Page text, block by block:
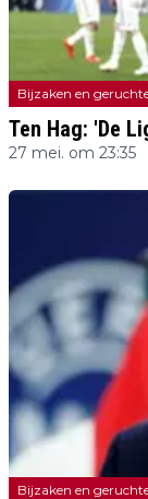
Bijzaken en
Ten Hag: 'De
27 mei. om 23:35
Bijzaken en